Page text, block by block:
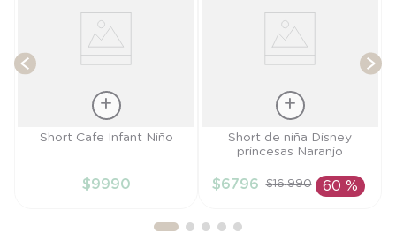
TallaShort Cafe Infant Niño
$9990
Talla
AÑADIR AL
Short de niña Disney
princesas Naranjo
$6796 $16.990 60 %